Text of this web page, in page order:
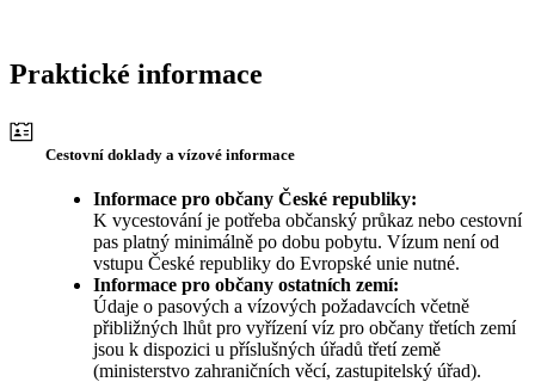
Praktické informace
Cestovní doklady a vízové informace
Informace pro občany České republiky:
K vycestování je potřeba občanský průkaz nebo cestovní
pas platný minimálně po dobu pobytu. Vízum není od
vstupu České republiky do Evropské unie nutné.
Informace pro občany ostatních zemí:
Údaje o pasových a vízových požadavcích včetně
přibližných lhůt pro vyřízení víz pro občany třetích zemí
jsou k dispozici u příslušných úřadů třetí země
(ministerstvo zahraničních věcí, zastupitelský úřad).